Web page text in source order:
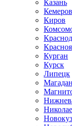
Казань
Киров
Курган
Курск
Липецк
Магадан